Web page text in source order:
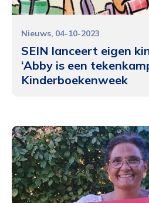
SEIN lanceert eigen
‘Abby is een
Kinderboekenweek
Nieuws 04-10-2023